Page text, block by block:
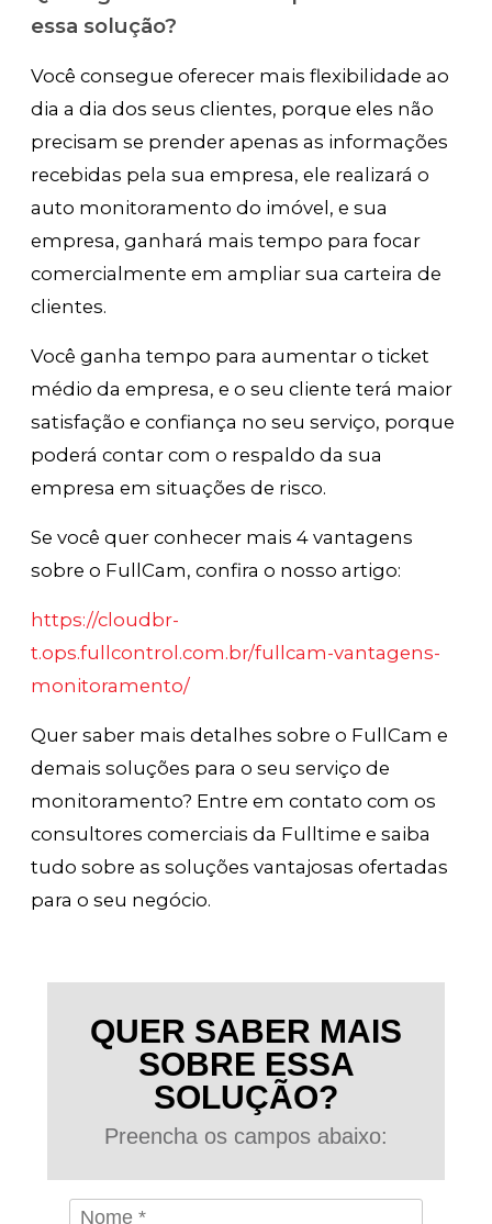
essa solução?
Você consegue oferecer mais flexibilidade ao
dia a dia dos seus clientes, porque eles não
precisam se prender apenas as informações
recebidas pela sua empresa, ele realizará o
auto monitoramento do imóvel, e sua
empresa, ganhará mais tempo para focar
comercialmente em ampliar sua carteira de
clientes.
Você ganha tempo para aumentar o ticket
médio da empresa, e o seu cliente terá maior
satisfação e confiança no seu serviço, porque
poderá contar com o respaldo da sua
empresa em situações de risco.
Se você quer conhecer mais 4 vantagens
sobre o FullCam, confira o nosso artigo:
https://cloudbr-
t.ops.fullcontrol.com.br/fullcam-vantagens-
monitoramento/
Quer saber mais detalhes sobre o FullCam e
demais soluções para o seu serviço de
monitoramento? Entre em contato com os
consultores comerciais da Fulltime e saiba
tudo sobre as soluções vantajosas ofertadas
para o seu negócio.
QUER SABER MAIS
SOBRE ESSA
SOLUÇÃO?
Preencha os campos abaixo: